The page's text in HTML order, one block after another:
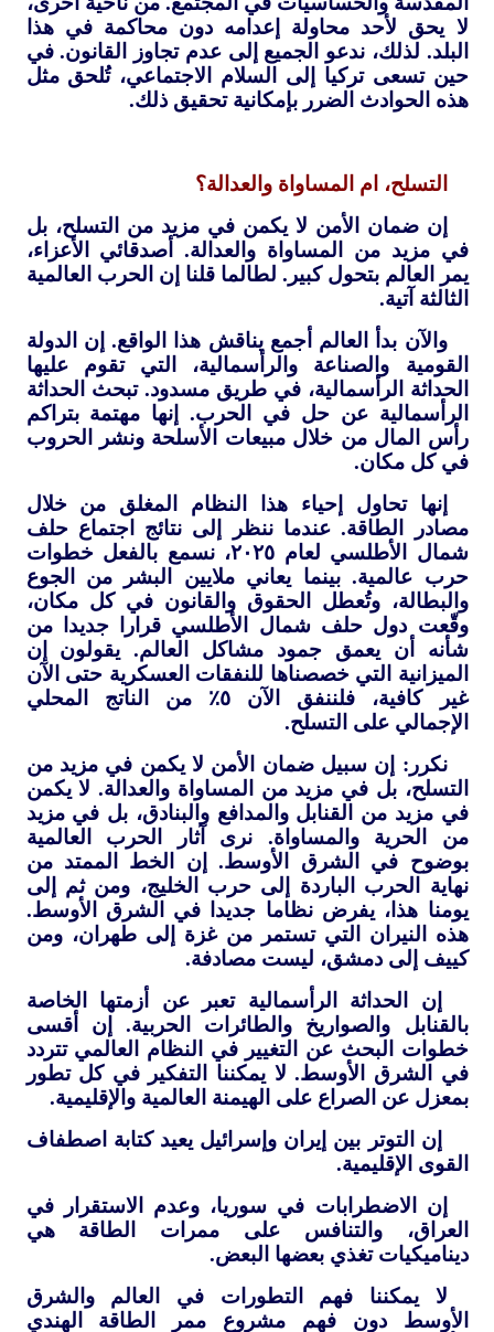
لا يحق لأحد محاولة إعدامه دون محاكمة في هذا
البلد. لذلك، ندعو الجميع إلى عدم تجاوز القانون. في
حين تسعى تركيا إلى السلام الاجتماعي، تُلحق مثل
هذه الحوادث الضرر بإمكانية تحقيق ذلك.
التسلح، ام المساواة والعدالة؟
إن ضمان الأمن لا يكمن في مزيد من التسلح، بل
في مزيد من المساواة والعدالة. أصدقائي الأعزاء،
يمر العالم بتحول كبير. لطالما قلنا إن الحرب العالمية
الثالثة آتية.
والآن بدأ العالم أجمع يناقش هذا الواقع. إن الدولة
القومية والصناعة والرأسمالية، التي تقوم عليها
الحداثة الرأسمالية، في طريق مسدود. تبحث الحداثة
الرأسمالية عن حل في الحرب. إنها مهتمة بتراكم
رأس المال من خلال مبيعات الأسلحة ونشر الحروب
في كل مكان.
إنها تحاول إحياء هذا النظام المغلق من خلال
مصادر الطاقة. عندما ننظر إلى نتائج اجتماع حلف
شمال الأطلسي لعام ٢٠٢٥، نسمع بالفعل خطوات
حرب عالمية. بينما يعاني ملايين البشر من الجوع
والبطالة، وتُعطل الحقوق والقانون في كل مكان،
وقّعت دول حلف شمال الأطلسي قرارا جديدا من
شأنه أن يعمق جمود مشاكل العالم. يقولون إن
الميزانية التي خصصناها للنفقات العسكرية حتى الآن
غير كافية، فلننفق الآن ٥٪ من الناتج المحلي
الإجمالي على التسلح.
نكرر: إن سبيل ضمان الأمن لا يكمن في مزيد من
التسلح، بل في مزيد من المساواة والعدالة. لا يكمن
في مزيد من القنابل والمدافع والبنادق، بل في مزيد
من الحرية والمساواة. نرى آثار الحرب العالمية
بوضوح في الشرق الأوسط. إن الخط الممتد من
نهاية الحرب الباردة إلى حرب الخليج، ومن ثم إلى
يومنا هذا، يفرض نظاما جديدا في الشرق الأوسط.
هذه النيران التي تستمر من غزة إلى طهران، ومن
كييف إلى دمشق، ليست مصادفة.
إن الحداثة الرأسمالية تعبر عن أزمتها الخاصة
بالقنابل والصواريخ والطائرات الحربية. إن أقسى
خطوات البحث عن التغيير في النظام العالمي تتردد
في الشرق الأوسط. لا يمكننا التفكير في كل تطور
بمعزل عن الصراع على الهيمنة العالمية والإقليمية.
إن التوتر بين إيران وإسرائيل يعيد كتابة اصطفاف
القوى الإقليمية.
إن الاضطرابات في سوريا، وعدم الاستقرار في
العراق، والتنافس على ممرات الطاقة هي
ديناميكيات تغذي بعضها البعض.
لا يمكننا فهم التطورات في العالم والشرق
الأوسط دون فهم مشروع ممر الطاقة الهندي